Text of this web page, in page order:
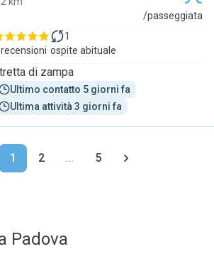
/passeggiata
1
ospite abituale
di zampa
Ultimo contatto 5 giorni fa
Ultima attività 3 giorni fa
1 2 ... 5
Padova